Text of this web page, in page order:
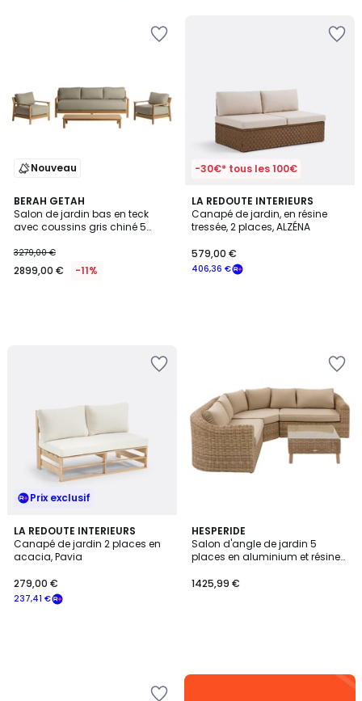
Nouveau
BERAH GETAH
Salon de jardin bas en teck
avec coussins gris chiné 5
3279,00 €
2899,00 € -11%
-30€* tous les 100€
LA REDOUTE INTERIEURS
Canapé de jardin, en résine
tressée, 2 places, ALZÉNA
406,36 €
579,00 €
Prix exclusif
LA REDOUTE INTERIEURS
Canapé de jardin 2 places en
acacia, Pavia
237,41 €
279,00 €
HESPERIDE
Salon d'angle de jardin 5
places en aluminium et résine
1425,99 €
Alma